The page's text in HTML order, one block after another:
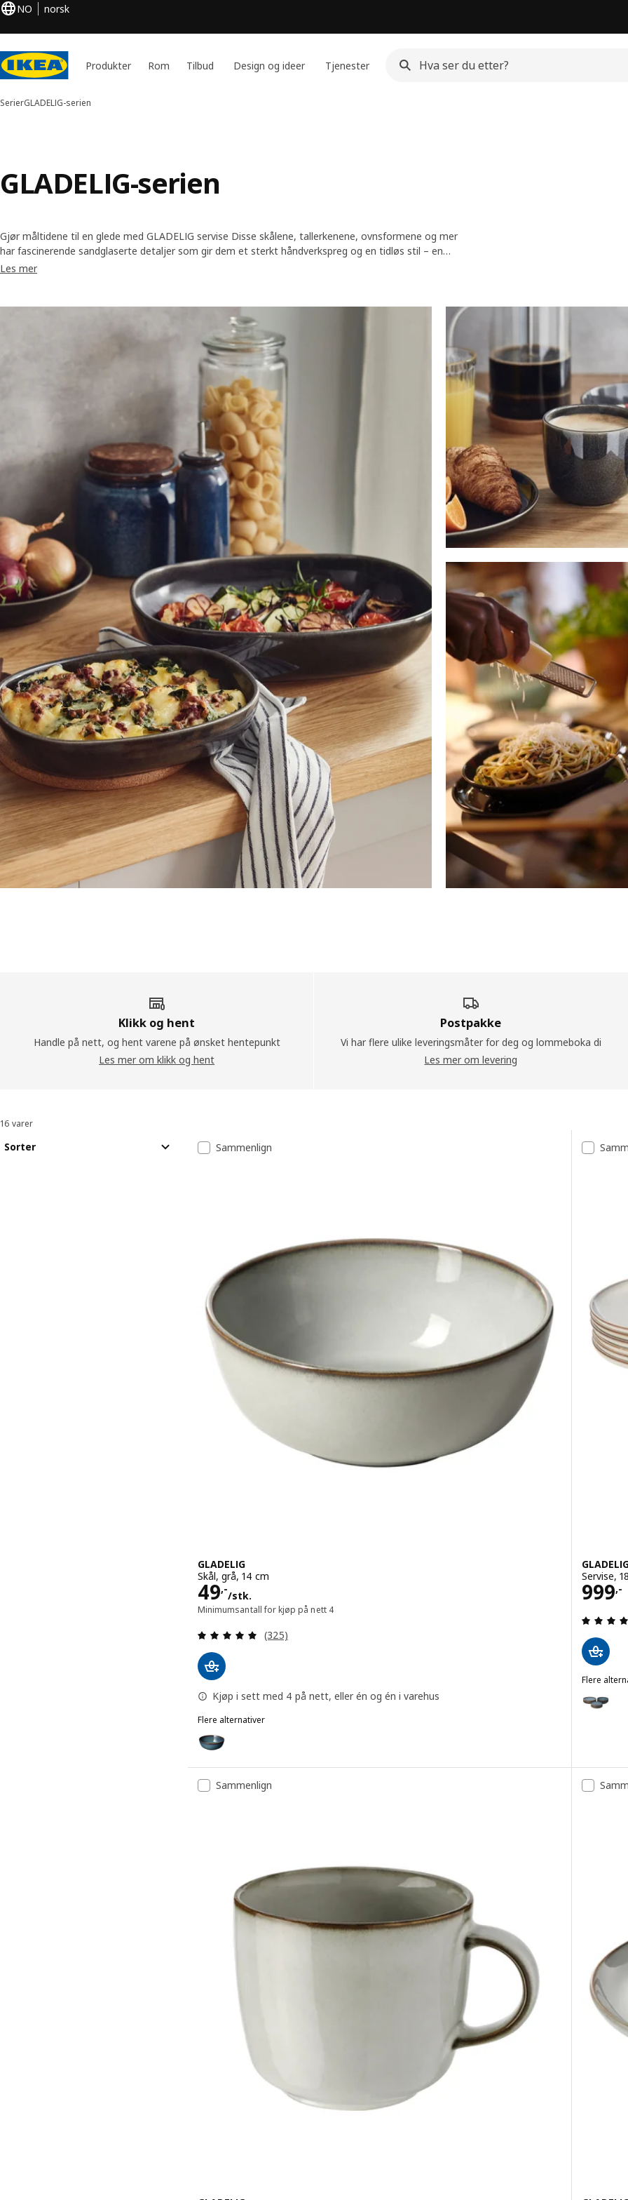
NO norsk
Produkter Rom Tilbud Design og ideer Tjenester
SerierGLADELIG-serien
GLADELIG-serien
Gjør måltidene til en glede med GLADELIG servise Disse skålene, tallerkenene, ovnsformene og mer
har fascinerende sandglaserte detaljer som gir dem et sterkt håndverkspreg og en tidløs stil – en
godbit for øynene mens du inntar måltidene dine.
Les mer
Klikk og hent
Handle på nett, og hent varene på ønsket hentepunkt
Les mer om klikk og hent
Postpakke
Vi har flere ulike leveringsmåter for deg og lommeboka di
Les mer om levering
Sorter og filtrer
16 varer
Sorter Resultatliste
Sammenlign
GLADELIG
Skål, grå, 14 cm
49,-
/stk.
Pris 49,-/stk.
Minimumsantall for kjøp på nett 4
Gjennomgang: 4.9 av 5 stjerner. Samlede anmeldelser:
(325)
Kjøp i sett med 4 på nett, eller én og én i varehus
Flere alternativer
Alternativ: GLADELIG, Skål, blå, 14 cm
Alternativ: GLADELIG, Skål, mørk grå, 14 cm
Servise,
999,-
Pris
Flere
Sammenlign